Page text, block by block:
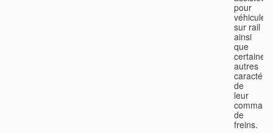
pour
véhicules
sur rail
ainsi
que
certaines
autres
de
leur
de
freins.